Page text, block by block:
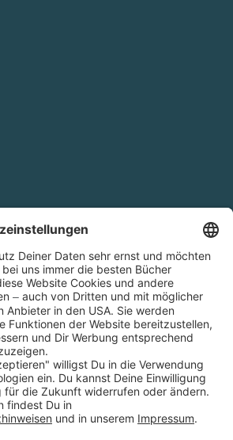
(Affiliate)
ab 9,00 € Bestellwert innerhalb
innerhalb Deutschlands